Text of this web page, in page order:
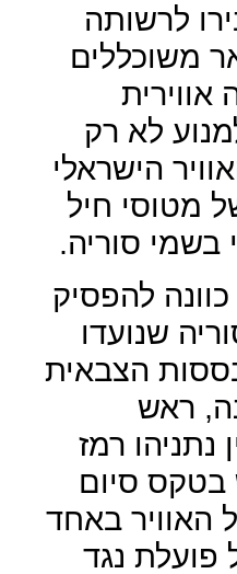
לרשותה
משוכללים
אווירית
לא רק
הישראלי
מטוסי חיל
בשמי סוריה.
להפסיק
שנועדו
הצבאית
ראש
נתניהו רמז
סיום
האוויר באחד
פועלת נגד